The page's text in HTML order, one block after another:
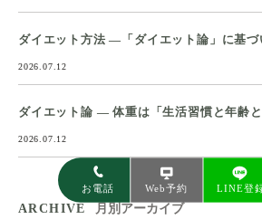
ダイエット方法 ―「ダイエット論」に基
2026.07.12
ダイエット論 ― 体重は「生活習慣と年齢
2026.07.12
ARCHIVE 月別アーカイブ